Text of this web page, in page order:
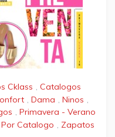
Cklass , Catalogos
, Dama , Ninos ,
, Primavera - Verano
Catalogo , Zapatos